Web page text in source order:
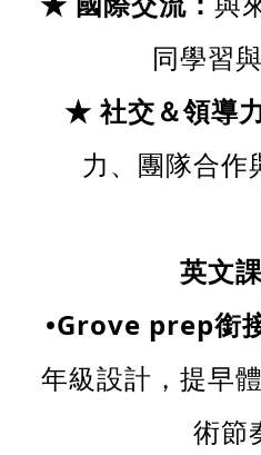
同學習
★ 社交＆領導
力、團隊合作
英文
•Grove prep銜
年級設計，提早
術節